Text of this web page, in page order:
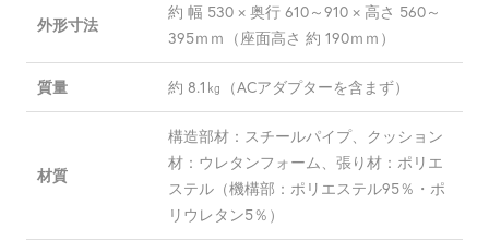
外形寸法
約 幅 530 × 奥行 610～910 × 高さ 560～
395ｍｍ（座面高さ 約 190ｍｍ）
質量 約 8.1㎏（ACアダプターを含まず）
材質
構造部材：スチールパイプ、クッション
材：ウレタンフォーム、張り材：ポリエ
ステル（機構部：ポリエステル95％・ポ
リウレタン5％）